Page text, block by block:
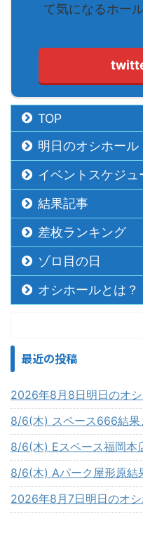
て気になるホー
TOP
明日のオシホール
イベントスケジュ
結果記事
差枚ランキング
ゾロ目の日
オシホールとは？
最近の投稿
2026年8月8日明日のオ
8/6(木) スペース666結果
8/6(木) Eスペース福岡本
8/6(木) Aパーク屋形原結
2026年8月7日明日のオ